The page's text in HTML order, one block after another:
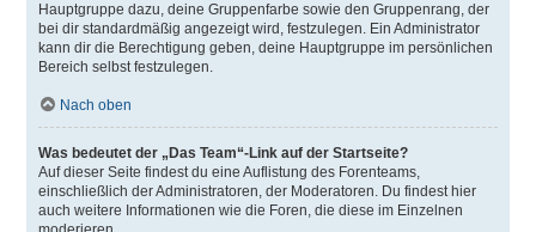
Hauptgruppe dazu, deine Gruppenfarbe sowie den Gruppenrang, der
bei dir standardmäßig angezeigt wird, festzulegen. Ein Administrator
kann dir die Berechtigung geben, deine Hauptgruppe im persönlichen
Bereich selbst festzulegen.
Nach oben
Was bedeutet der „Das Team“-Link auf der Startseite?
Auf dieser Seite findest du eine Auflistung des Forenteams,
einschließlich der Administratoren, der Moderatoren. Du findest hier
auch weitere Informationen wie die Foren, die diese im Einzelnen